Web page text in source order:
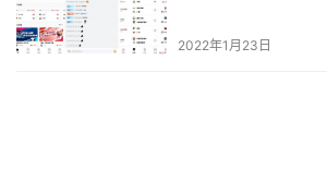
2022年1月23日